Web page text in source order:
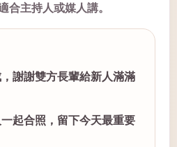
合主持人或媒人講。
謝謝雙方長輩給新人滿滿
起合照，留下今天最重要